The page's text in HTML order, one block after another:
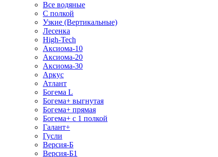
Все водяные
С полкой
Узкие (Вертикальные)
Лесенка
High-Tech
Аксиома-10
Аксиома-20
Аксиома-30
Аркус
Атлант
Богема L
Богема+ выгнутая
Богема+ прямая
Богема+ с 1 полкой
Галант+
Гусли
Версия-Б
Версия-Б1